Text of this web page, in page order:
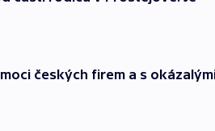
českých firem a s